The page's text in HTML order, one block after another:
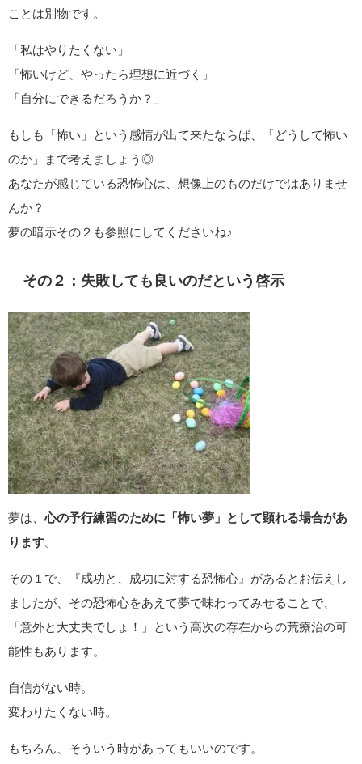
ことは別物です。
「私はやりたくない」
「怖いけど、やったら理想に近づく」
「自分にできるだろうか？」
もしも「怖い」という感情が出て来たならば、「どうして怖い
のか」まで考えましょう◎
あなたが感じている恐怖心は、想像上のものだけではありませ
んか？
夢の暗示その２も参照にしてくださいね♪
その２：失敗しても良いのだという啓示
夢は、心の予行練習のために「怖い夢」として顕れる場合があ
ります。
その１で、『成功と、成功に対する恐怖心』があるとお伝えし
ましたが、その恐怖心をあえて夢で味わってみせることで、
「意外と大丈夫でしょ！」という高次の存在からの荒療治の可
能性もあります。
自信がない時。
変わりたくない時。
もちろん、そういう時があってもいいのです。